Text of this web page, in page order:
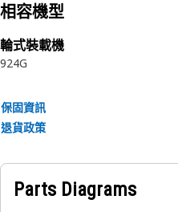
相容機型
輪式裝載機
924G
保固資訊
退貨政策
Parts Diagrams